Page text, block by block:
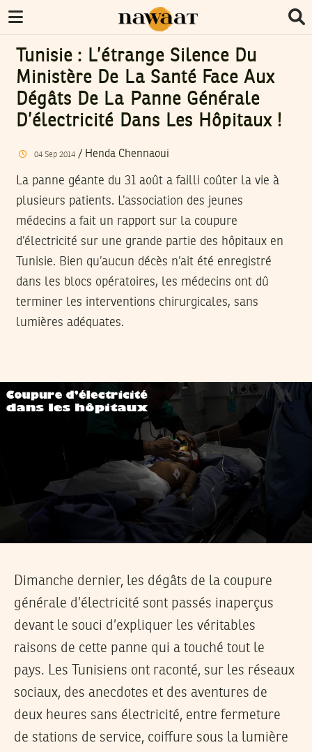
Tunisie : L’étrange Silence Du
Ministère De La Santé Face Aux
Dégâts De La Panne Générale
D’électricité Dans Les Hôpitaux !
04 Sep 2014/ Henda Chennaoui
La panne géante du 31 août a failli coûter la vie à
plusieurs patients. L’association des jeunes
médecins a fait un rapport sur la coupure
d’électricité sur une grande partie des hôpitaux en
Tunisie. Bien qu’aucun décès n’ait été enregistré
dans les blocs opératoires, les médecins ont dû
terminer les interventions chirurgicales, sans
lumières adéquates.
Dimanche dernier, les dégâts de la coupure
générale d’électricité sont passés inaperçus
devant le souci d’expliquer les véritables
raisons de cette panne qui a touché tout le
pays. Les Tunisiens ont raconté, sur les réseaux
sociaux, des anecdotes et des aventures de
deux heures sans électricité, entre fermeture
de stations de service, coiffure sous la lumière